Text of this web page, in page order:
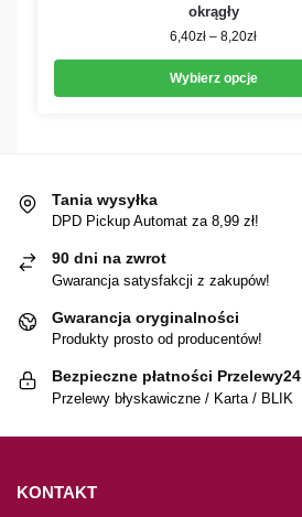
okrągły
6,40zł – 8,20zł
Wybierz opcje
Tania wysyłka
DPD Pickup Automat za 8,99 zł!
90 dni na zwrot
Gwarancja satysfakcji z zakupów!
Gwarancja oryginalności
Produkty prosto od producentów!
Bezpieczne płatności Przelewy24
Przelewy błyskawiczne / Karta / BLIK
KONTAKT